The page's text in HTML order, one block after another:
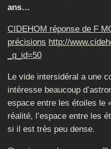
ans…
CIDEHOM réponse de F
précisions http://
_q_id=50
Le vide intersidéral a une
intéresse beaucoup
espace entre les étoiles le
réalité, l’espace entre les
si il est très peu dense.